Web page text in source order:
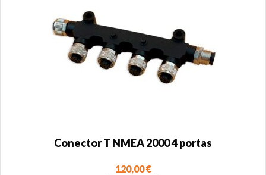
Conector T NMEA 2000 4 portas
120,00€